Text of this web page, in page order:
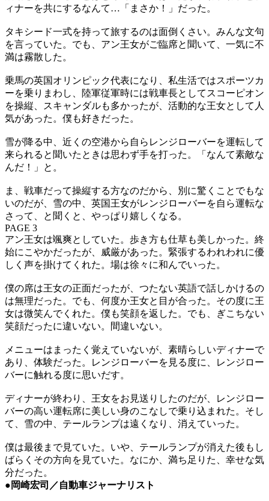
ィナーを共にするなんて…「まさか！」だった。
タキシード一式を持って旅するのは面倒くさい。みんな文句
を言っていた。でも、アン王女がご臨席と聞いて、一気に不
満は霧散した。
乗馬の英国オリンピック代表になり、私生活ではスポーツカ
ーを乗りまわし、陸軍従軍時には戦車長としてスコーピオン
を操縦、スキャンダルも多かったが、活動的な王女として人
気があった。僕も好きだった。
雪が降る中、近くの空港から自らレンジローバーを運転して
来られると聞いたときは思わず手を打った。「なんて素敵な
んだ！」と。
ま、戦車だって操縦する方なのだから、別に驚くことでもな
いのだが、雪の中、英国王女がレンジローバーを自ら運転な
さって、と聞くと、やっぱり嬉しくなる。
PAGE 3
アン王女は颯爽としていた。歩き方も仕草も美しかった。終
始にこやかだったが、威厳があった。緊張するわれわれに優
しく声を掛けてくれた。場は徐々に和んでいった。
僕の席は王女の正面だったが、つたない英語で話しかけるの
は無理だった。でも、何度か王女と目が合った。その度に王
女は微笑んでくれた。僕も笑顔を返した。でも、ぎこちない
笑顔だったに違いない。間違いない。
メニューはまったく覚えていないが、素晴らしいディナーで
あり、体験だった。レンジローバーを見る度に、レンジロー
バーに触れる度に思いだす。
ディナーが終わり、王女をお見送りしたのだが、レンジロー
バーの高い運転席に美しい身のこなしで乗り込まれた。そし
て、雪の中、テールランプは遠くなり、消えていった。
僕は最後まで見ていた。いや、テールランプが消えた後もし
ばらくその方向を見ていた。なにか、満ち足りた、幸せな気
分だった。
●岡崎宏司／自動車ジャーナリスト